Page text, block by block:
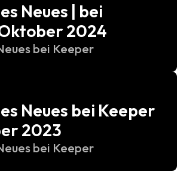
Neues | bei
2024
bei Keeper
Neues bei Keeper
2023
bei Keeper